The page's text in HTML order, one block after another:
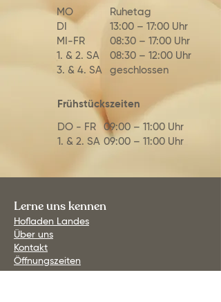
MO
DI
MI-FR
1. & 2. SA
3. & 4. SA
Ruhetag
13:00 – 17:00 Uhr
08:30 – 17:00 Uhr
08:30 – 12:00 Uhr
geschlossen
Frühstückszeiten
DO - FR
1. & 2. SA
09:00 – 11:00 Uhr
09:00 – 11:00 Uhr
Lerne uns kennen
Hofladen Landes
Über uns
Kontakt
Öffnungszeiten